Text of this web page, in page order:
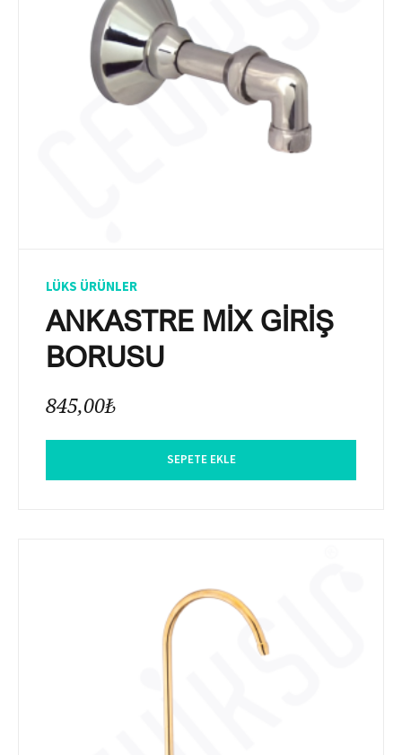
LÜKS ÜRÜNLER
ANKASTRE MİX GİRİŞ
BORUSU
845,00₺
SEPETE EKLE